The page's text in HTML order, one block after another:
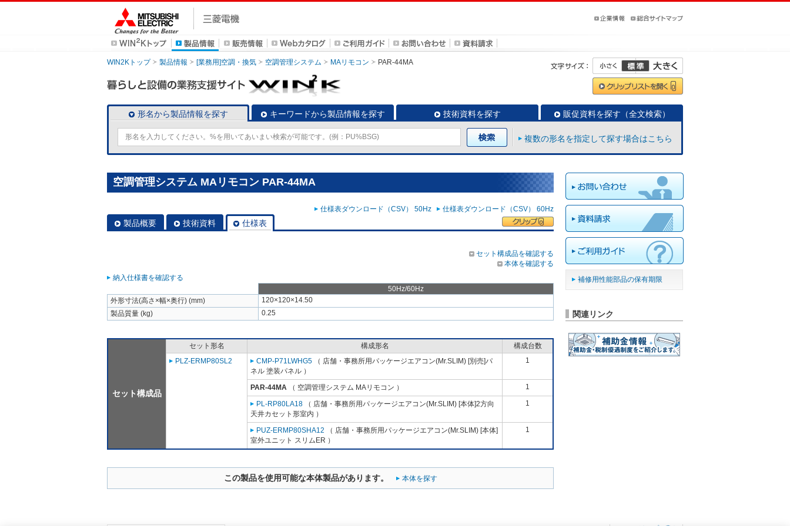
WIN2Kトップ 製品情報 [業務用]空調・換気 空調管理システム MAリモコン PAR-44MA
形名から製品情報を探す キーワードから製品情報を探す 技術資料を探す 販促資料を探す（全文検索）
複数の形名を指定して探す場合はこちら
空調管理システム MAリモコン PAR-44MA
仕様表ダウンロード（CSV） 50Hz 仕様表ダウンロード（CSV） 60Hz
製品概要 技術資料 仕様表
セット構成品を確認する
本体を確認する
納入仕様書を確認する
50Hz/60Hz
外形寸法(高さ×幅×奥行) (mm)
120×120×14.50
製品質量 (kg)
0.25
セット構成品
セット形名 構成形名
構成台数
PLZ-ERMP80SL2
CMP-P71LWHG5 （ 店舗・事務所用パッケージエアコン(Mr.SLIM) [別売]パ
ネル 塗装パネル ）
1
PAR-44MA （ 空調管理システム MAリモコン ） 1
PL-RP80LA18 （ 店舗・事務所用パッケージエアコン(Mr.SLIM) [本体]2方向
天井カセット形室内 ）
1
PUZ-ERMP80SHA12 （ 店舗・事務所用パッケージエアコン(Mr.SLIM) [本体]
室外ユニット スリムER ）
1
この製品を使用可能な本体製品があります。 本体を探す
補修用性能部品の保有期限
関連リンク